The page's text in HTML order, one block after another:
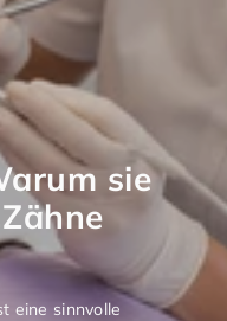
sie
eine sinnvolle